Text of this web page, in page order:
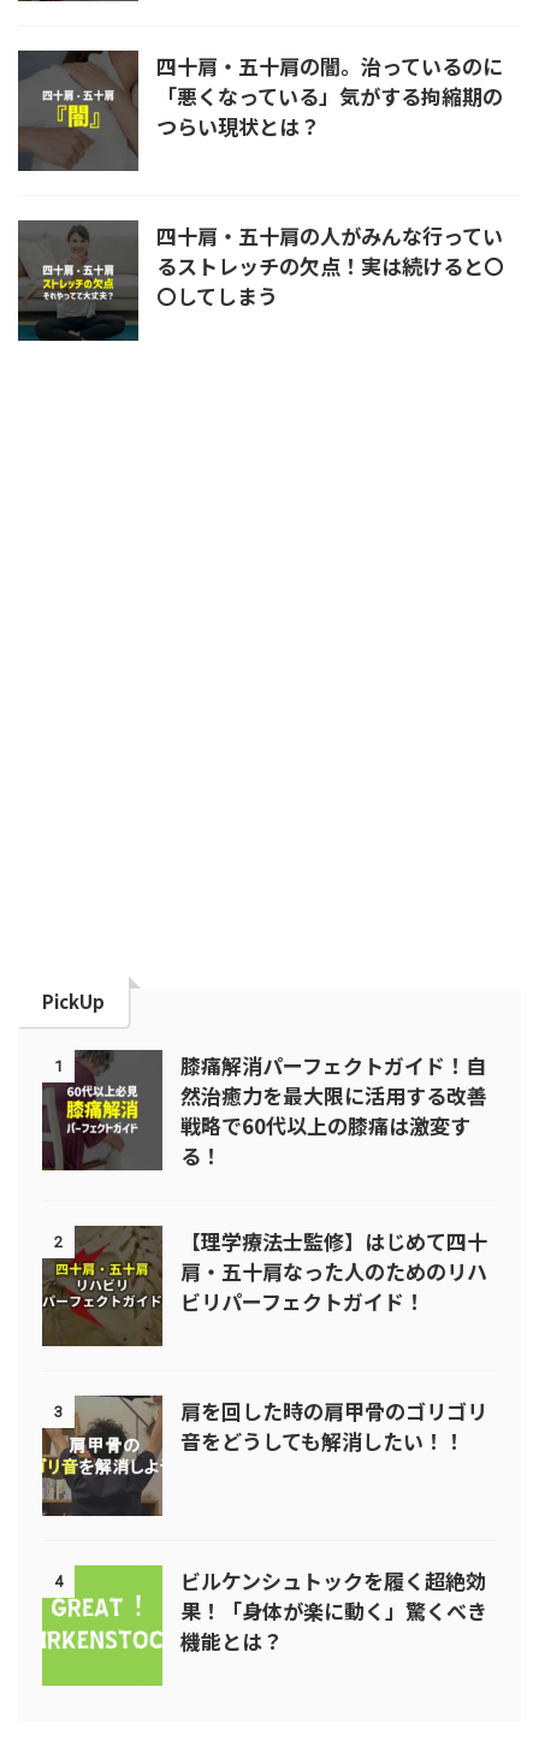
四十肩・五十肩の闇。治っているのに
「悪くなっている」気がする拘縮期の
つらい現状とは？
四十肩・五十肩の人がみんな行ってい
るストレッチの欠点！実は続けると〇
〇してしまう
PickUp
1
膝痛解消パーフェクトガイド！自
然治癒力を最大限に活用する改善
戦略で60代以上の膝痛は激変す
る！
2
【理学療法士監修】はじめて四十
肩・五十肩なった人のためのリハ
ビリパーフェクトガイド！
3
肩を回した時の肩甲骨のゴリゴリ
音をどうしても解消したい！！
4
ビルケンシュトックを履く超絶効
果！「身体が楽に動く」驚くべき
機能とは？